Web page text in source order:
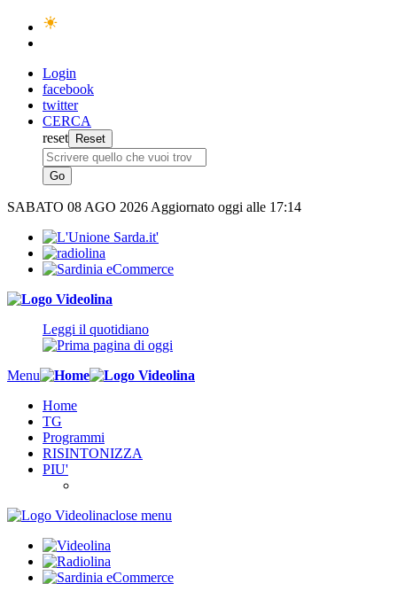
Login
facebook
twitter
CERCA
reset
SABATO 08 AGO 2026 Aggiornato oggi alle 17:14
Leggi il quotidiano
Menu
Home
TG
Programmi
RISINTONIZZA
PIU'
close menu